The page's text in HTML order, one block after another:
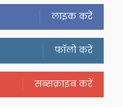
लाइक करें
फॉलो करें
सब्सक्राइब करें